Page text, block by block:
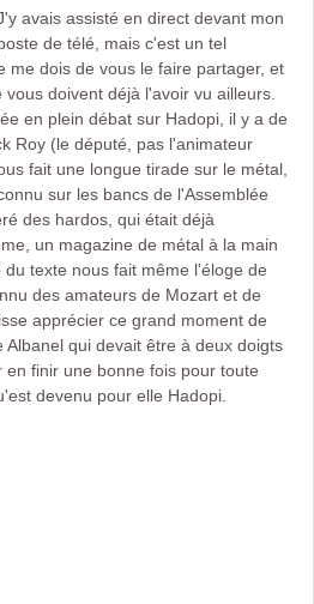
avais assisté en direct devant mon
de télé, mais c'est un tel
me dois de vous le faire partager, et
doivent déjà l'avoir vu ailleurs.
en plein débat sur Hadopi, il y a de
Roy (le député, pas l'animateur
fait une longue tirade sur le métal,
sur les bancs de l'Assemblée
des hardos, qui était déjà
un magazine de métal à la main
texte nous fait même l'éloge de
des amateurs de Mozart et de
apprécier ce grand moment de
Albanel qui devait être à deux doigts
finir une bonne fois pour toute
devenu pour elle Hadopi.